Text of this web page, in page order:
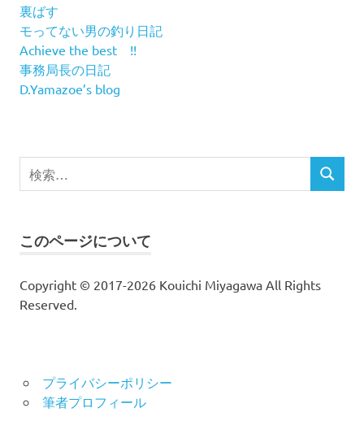
裏ばす
モってない男の釣り日記
Achieve the best !!
事務局長の日記
D.Yamazoe’s blog
検
索
検
このページについて
Copyright © 2017-2026 Kouichi Miyagawa All Rights
Reserved.
プライバシーポリシー
筆者プロフィール